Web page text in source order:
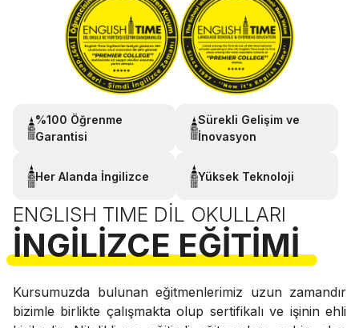
%100 Öğrenme
Garantisi
Sürekli Gelişim ve
İnovasyon
Her Alanda İngilizce Yüksek Teknoloji
ENGLISH TIME DIL OKULLARI
İNGILIZCE EĞITIMI
Kursumuzda bulunan eğitmenlerimiz uzun zamandır
bizimle birlikte çalışmakta olup sertifikalı ve işinin ehli